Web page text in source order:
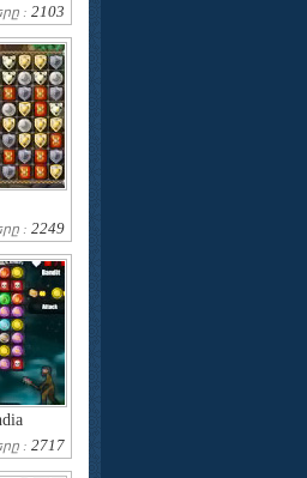
: 2103
: 2249
: 2717